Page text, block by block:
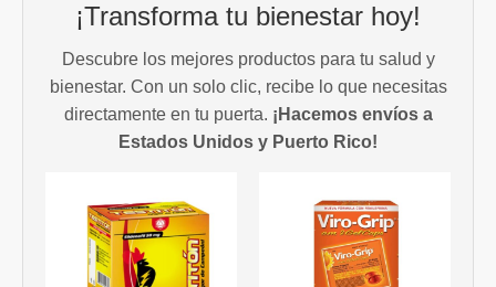
¡Transforma tu bienestar hoy!
Descubre los mejores productos para tu salud y
bienestar. Con un solo clic, recibe lo que necesitas
directamente en tu puerta. ¡Hacemos envíos a
Estados Unidos y Puerto Rico!